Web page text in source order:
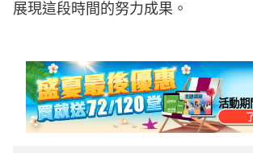
展現這段時間的努力成果。
活動期